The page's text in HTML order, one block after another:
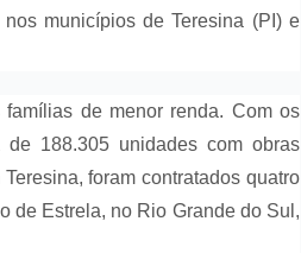
municípios de Teresina (PI) e
de menor renda. Com os
188.305 unidades com obras
foram contratados quatro
de Estrela, no Rio Grande do Sul,